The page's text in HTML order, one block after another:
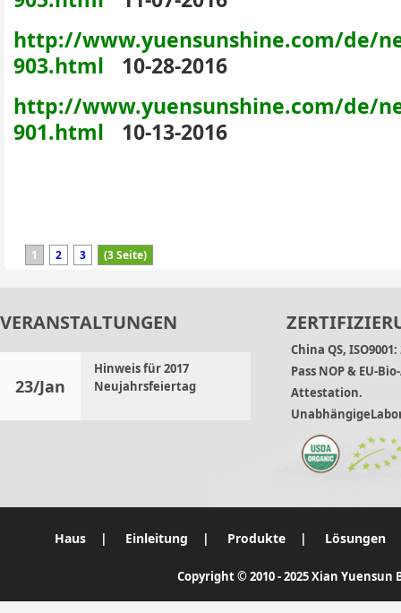
http://www.yuensunshine.com/de/
903.html
10-28-2016
http://www.yuensunshine.com/de/
901.html
10-13-2016
1 2 3 (3 Seite)
VERANSTALTUNGEN
23/Jan
Hinweis für 2017
Neujahrsfeiertag
China QS,
Pass NOP & EU-
Attestation.
Haus | Einleitung | Produkte | Lösungen
Copyright © 2010 - 2025 Xian